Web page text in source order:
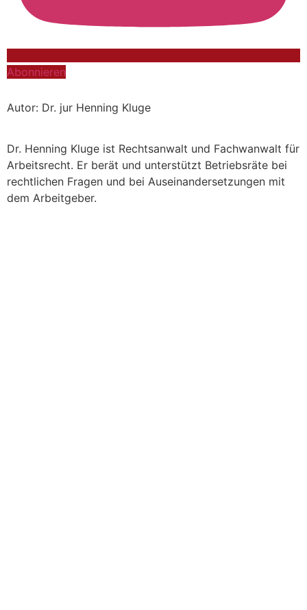
Abonnieren
Autor: Dr. jur Henning Kluge
Dr. Henning Kluge ist Rechtsanwalt und Fachwanwalt für
Arbeitsrecht. Er berät und unterstützt Betriebsräte bei
rechtlichen Fragen und bei Auseinandersetzungen mit
dem Arbeitgeber.